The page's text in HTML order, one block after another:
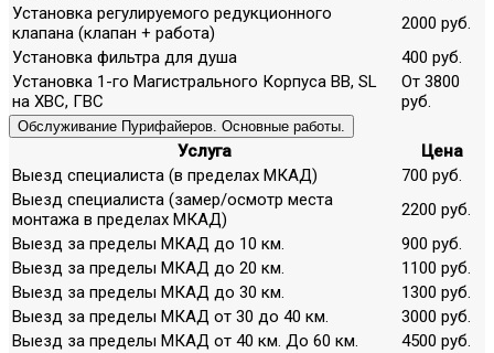
Установка регулируемого редукционного
клапана (клапан + работа)
2000 руб.
Установка фильтра для душа
400 руб.
Установка 1-го Магистрального Корпуса ВВ, SL
на ХВС, ГВС
От 3800
руб.
Обслуживание Пурифайеров. Основные работы.
Услуга
Цена
Выезд специалиста (в пределах МКАД)
700 руб.
Выезд специалиста (замер/осмотр места
монтажа в пределах МКАД)
2200 руб.
Выезд за пределы МКАД до 10 км.
900 руб.
Выезд за пределы МКАД до 20 км.
1100 руб.
Выезд за пределы МКАД до 30 км.
1300 руб.
Выезд за пределы МКАД от 30 до 40 км.
3000 руб.
Выезд за пределы МКАД от 40 км. До 60 км.
4500 руб.